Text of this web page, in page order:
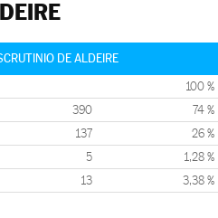
DE ALDEIRE
100 %
390 74 %
137 26 %
5 1,28 %
13 3,38 %